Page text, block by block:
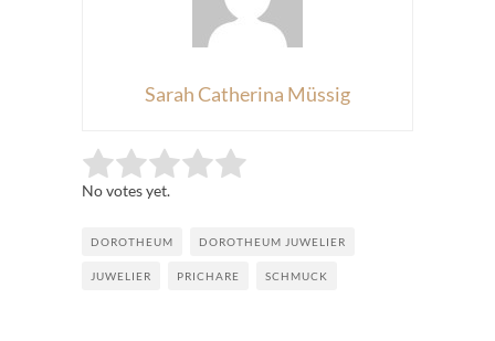
Sarah Catherina Müssig
Rate this item: Submit Rating
No votes yet.
DOROTHEUM DOROTHEUM JUWELIER
JUWELIER PRICHARE SCHMUCK